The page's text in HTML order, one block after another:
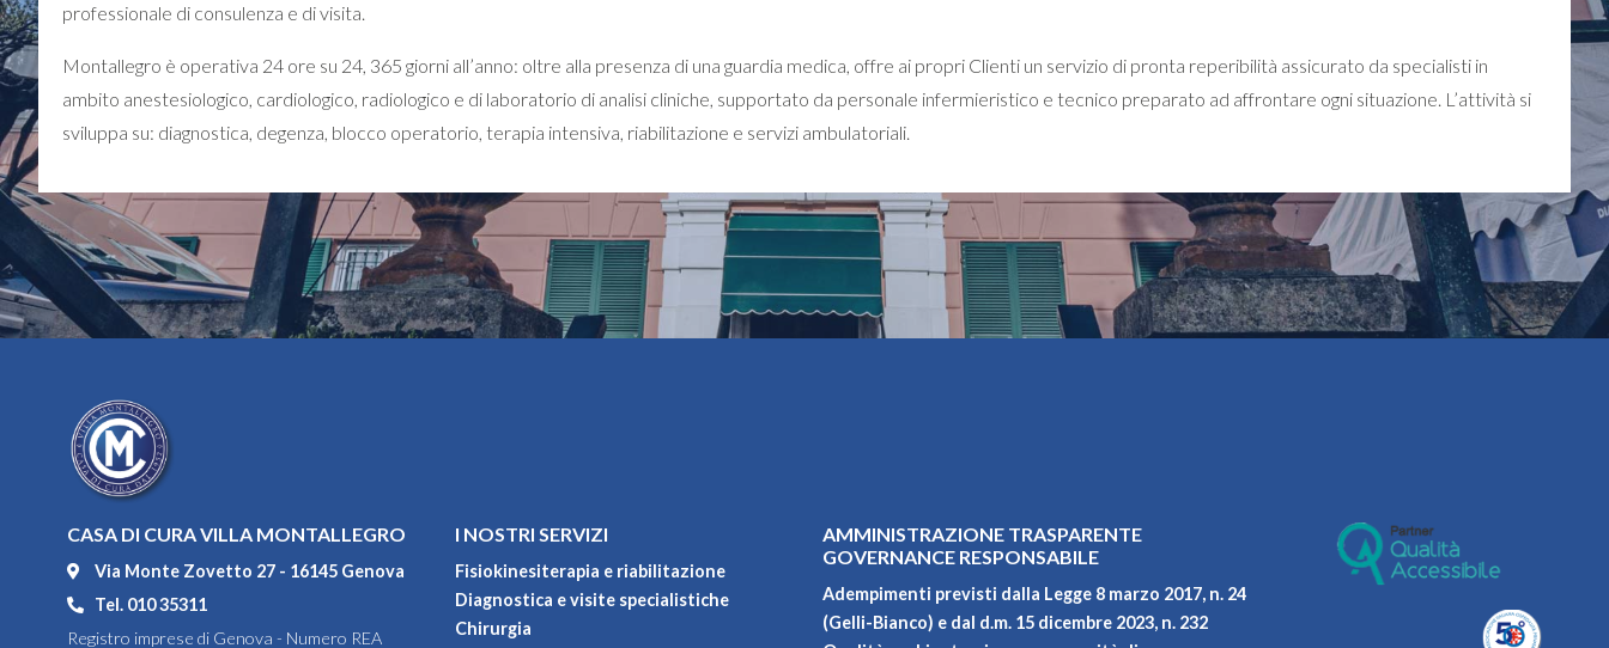
professionale di consulenza e di visita.
Montallegro è operativa 24 ore su 24, 365 giorni all’anno: oltre alla presenza di una guardia medica, offre ai propri Clienti un servizio di pronta reperibilità assicurato da specialisti in
ambito anestesiologico, cardiologico, radiologico e di laboratorio di analisi cliniche, supportato da personale infermieristico e tecnico preparato ad affrontare ogni situazione. L’attività si
sviluppa su: diagnostica, degenza, blocco operatorio, terapia intensiva, riabilitazione e servizi ambulatoriali.
CASA DI CURA VILLA MONTALLEGRO
Via Monte Zovetto 27 - 16145 Genova
Tel. 010 35311
Registro imprese di Genova - Numero REA
I NOSTRI SERVIZI
Fisiokinesiterapia e riabilitazione
Diagnostica e visite specialistiche
Chirurgia
AMMINISTRAZIONE TRASPARENTE
GOVERNANCE RESPONSABILE
Adempimenti previsti dalla Legge 8 marzo 2017, n. 24
(Gelli-Bianco) e dal d.m. 15 dicembre 2023, n. 232